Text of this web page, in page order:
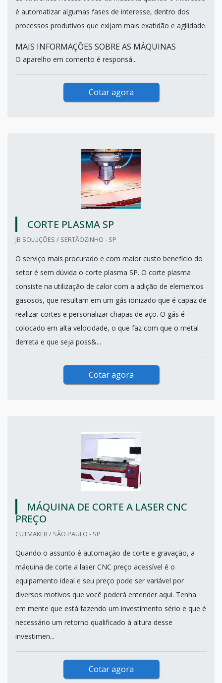
é automatizar algumas fases de interesse, dentro dos
processos produtivos que exijam mais exatidão e agilidade.
MAIS INFORMAÇÕES SOBRE AS MÁQUINAS
O aparelho em comento é responsá...
Cotar agora
CORTE PLASMA SP
JB SOLUÇÕES / SERTÃOZINHO - SP
O serviço mais procurado e com maior custo benefício do
setor é sem dúvida o corte plasma SP. O corte plasma
consiste na utilização de calor com a adição de elementos
gasosos, que resultam em um gás ionizado que é capaz de
realizar cortes e personalizar chapas de aço. O gás é
colocado em alta velocidade, o que faz com que o metal
derreta e que seja poss&...
Cotar agora
MÁQUINA DE CORTE A LASER CNC
PREÇO
CUTMAKER / SÃO PAULO - SP
Quando o assunto é automação de corte e gravação, a
máquina de corte a laser CNC preço acessível é o
equipamento ideal e seu preço pode ser variável por
diversos motivos que você poderá entender aqui. Tenha
em mente que está fazendo um investimento sério e que é
necessário um retorno qualificado à altura desse
investimen...
Cotar agora